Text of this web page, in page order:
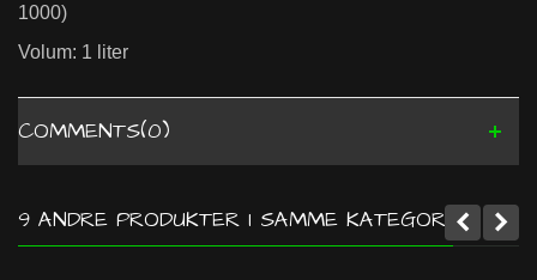
1000)
Volum: 1 liter
COMMENTS(0)
9 ANDRE PRODUKTER I SAMME KATEGORI: